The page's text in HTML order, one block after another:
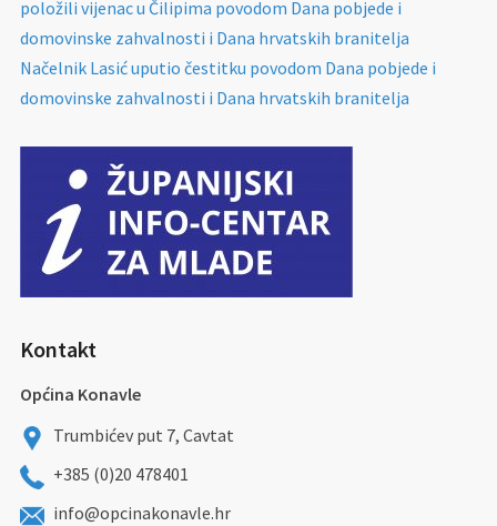
položili vijenac u Čilipima povodom Dana pobjede i
domovinske zahvalnosti i Dana hrvatskih branitelja
Načelnik Lasić uputio čestitku povodom Dana pobjede i
domovinske zahvalnosti i Dana hrvatskih branitelja
Kontakt
Općina Konavle
Trumbićev put 7, Cavtat
+385 (0)20 478401
info@opcinakonavle.hr